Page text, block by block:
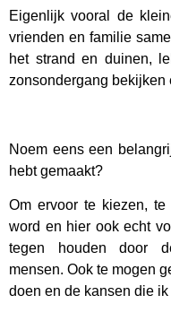
Eigenlijk vooral de
vrienden en familie
het strand en duinen,
zonsondergang bekijken
Noem eens een
hebt gemaakt?
Om ervoor te kiezen,
word en hier ook echt
tegen houden door
mensen. Ook te mogen
doen en de kansen die ik